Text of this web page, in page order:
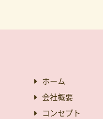
ホーム
会社概要
コンセプト